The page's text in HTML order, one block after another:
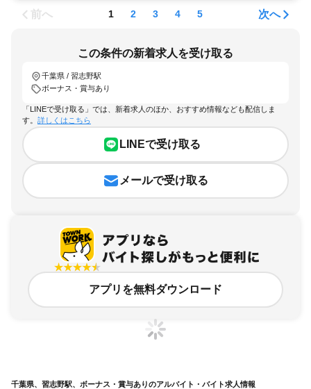
前へ 1 2 3 4 5 次へ
この条件の新着求人を受け取る
千葉県 / 習志野駅
ボーナス・賞与あり
「LINEで受け取る」では、新着求人のほか、おすすめ情報なども配信しま
す。 詳しくはこちら
LINEで受け取る
メールで受け取る
アプリを無料ダウンロード
千葉県、習志野駅、ボーナス・賞与ありのアルバイト・バイト求人情報